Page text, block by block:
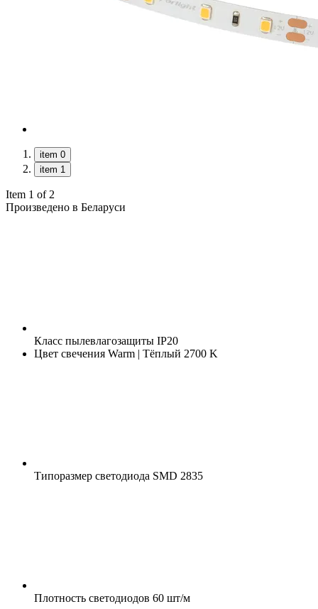
item 0
item 1
Item 1 of 2
Произведено в Беларуси
Класс пылевлагозащиты IP20
Цвет свечения Warm | Тёплый 2700 K
Типоразмер светодиода SMD 2835
Плотность светодиодов 60 шт/м